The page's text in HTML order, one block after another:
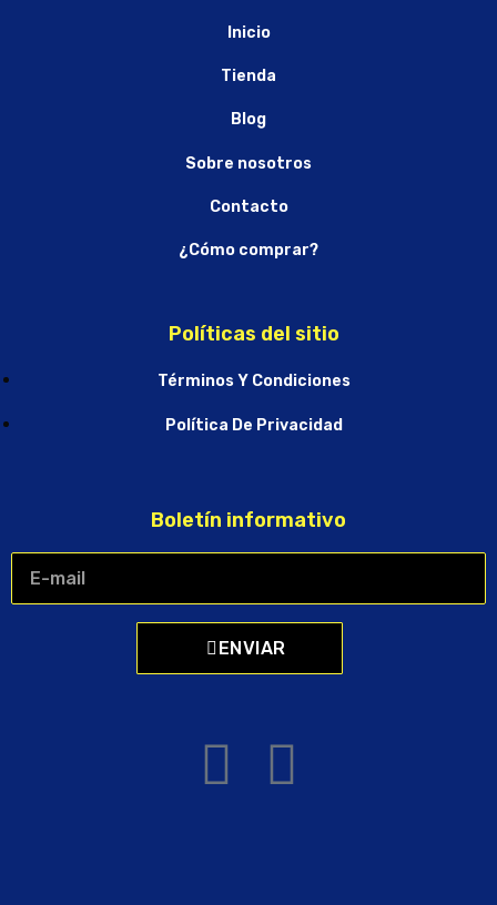
Inicio
Tienda
Blog
Sobre nosotros
Contacto
¿Cómo comprar?
Políticas del sitio
Términos Y Condiciones
Política De Privacidad
Boletín informativo
ENVIAR